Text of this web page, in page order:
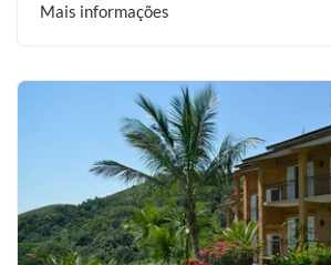
Mais informações